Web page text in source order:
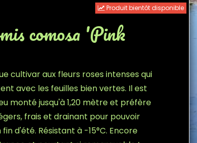
Produit bientôt disponible
comosa 'Pink
cultivar aux fleurs roses intenses qui
avec les feuilles bien vertes. Il est
monté jusqu'à 1,20 mètre et préfère
frais et drainant pour pouvoir
d'été. Résistant à -15°C. Encore